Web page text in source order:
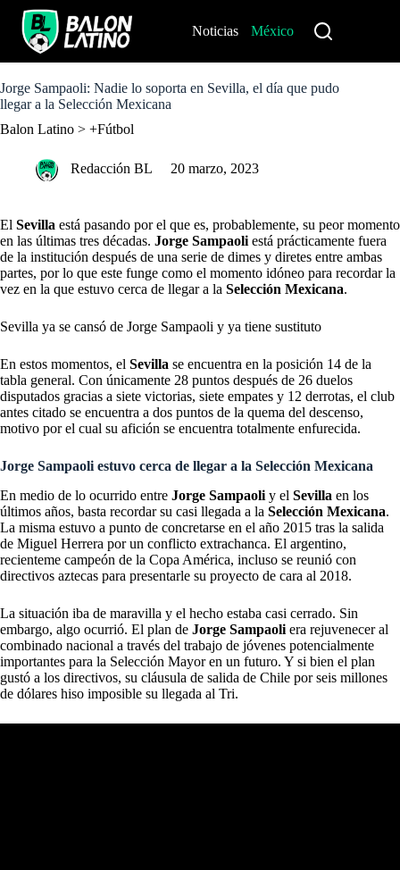
o
c
n
Noticias México
Jorge Sampaoli: Nadie lo soporta en Sevilla, el día que pudo
llegar a la Selección Mexicana
Balon Latino > +Fútbol
Redacción BL 20 marzo, 2023
El Sevilla está pasando por el que es, probablemente, su peor momento
en las últimas tres décadas. Jorge Sampaoli está prácticamente fuera
de la institución después de una serie de dimes y diretes entre ambas
partes, por lo que este funge como el momento idóneo para recordar la
vez en la que estuvo cerca de llegar a la Selección Mexicana.
Sevilla ya se cansó de Jorge Sampaoli y ya tiene sustituto
En estos momentos, el Sevilla se encuentra en la posición 14 de la
tabla general. Con únicamente 28 puntos después de 26 duelos
disputados gracias a siete victorias, siete empates y 12 derrotas, el club
antes citado se encuentra a dos puntos de la quema del descenso,
motivo por el cual su afición se encuentra totalmente enfurecida.
Jorge Sampaoli estuvo cerca de llegar a la Selección Mexicana
En medio de lo ocurrido entre Jorge Sampaoli y el Sevilla en los
últimos años, basta recordar su casi llegada a la Selección Mexicana.
La misma estuvo a punto de concretarse en el año 2015 tras la salida
de Miguel Herrera por un conflicto extrachanca. El argentino,
recienteme campeón de la Copa América, incluso se reunió con
directivos aztecas para presentarle su proyecto de cara al 2018.
La situación iba de maravilla y el hecho estaba casi cerrado. Sin
embargo, algo ocurrió. El plan de Jorge Sampaoli era rejuvenecer al
combinado nacional a través del trabajo de jóvenes potencialmente
importantes para la Selección Mayor en un futuro. Y si bien el plan
gustó a los directivos, su cláusula de salida de Chile por seis millones
de dólares hiso imposible su llegada al Tri.